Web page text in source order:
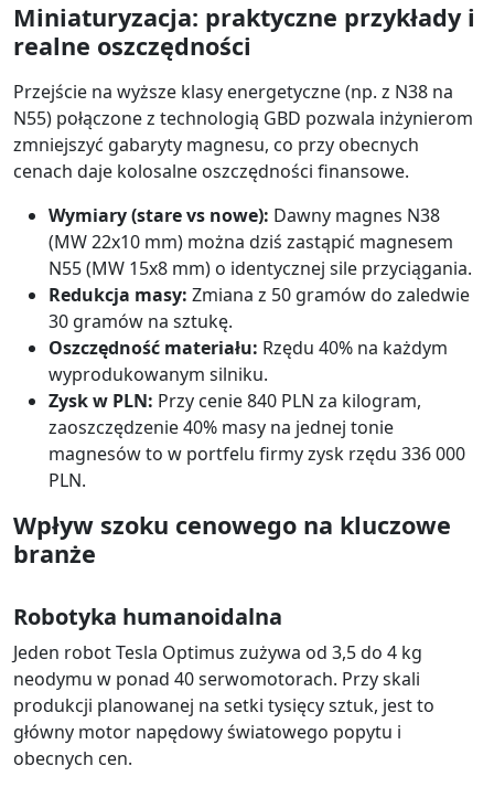
Miniaturyzacja: praktyczne przykłady i
realne oszczędności
Przejście na wyższe klasy energetyczne (np. z N38 na
N55) połączone z technologią GBD pozwala inżynierom
zmniejszyć gabaryty magnesu, co przy obecnych
cenach daje kolosalne oszczędności finansowe.
Wymiary (stare vs nowe): Dawny magnes N38
(MW 22x10 mm) można dziś zastąpić magnesem
N55 (MW 15x8 mm) o identycznej sile przyciągania.
Redukcja masy: Zmiana z 50 gramów do zaledwie
30 gramów na sztukę.
Oszczędność materiału: Rzędu 40% na każdym
wyprodukowanym silniku.
Zysk w PLN: Przy cenie 840 PLN za kilogram,
zaoszczędzenie 40% masy na jednej tonie
magnesów to w portfelu firmy zysk rzędu 336 000
PLN.
Wpływ szoku cenowego na kluczowe
branże
Robotyka humanoidalna
Jeden robot Tesla Optimus zużywa od 3,5 do 4 kg
neodymu w ponad 40 serwomotorach. Przy skali
produkcji planowanej na setki tysięcy sztuk, jest to
główny motor napędowy światowego popytu i
obecnych cen.